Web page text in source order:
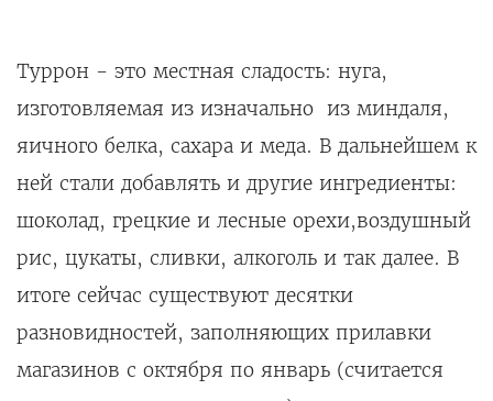
Туррон - это местная сладость: нуга,
изготовляемая из изначально из миндаля,
яичного белка, сахара и меда. В дальнейшем к
ней стали добавлять и другие ингредиенты:
шоколад, грецкие и лесные орехи,воздушный
рис, цукаты, сливки, алкоголь и так далее. В
итоге сейчас существуют десятки
разновидностей, заполняющих прилавки
магазинов с октября по январь (считается